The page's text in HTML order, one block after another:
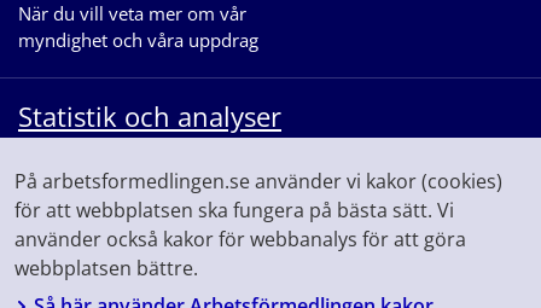
På arbetsformedlingen.se använder vi kakor (cookies)
för att webbplatsen ska fungera på bästa sätt. Vi
använder också kakor för webbanalys för att göra
webbplatsen bättre.
När du vill veta mer om vår
myndighet och våra uppdrag
Statistik och analyser
våra analyser för arbetsmarknaden